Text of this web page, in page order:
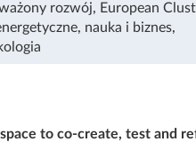
rozwój, European
, nauka i biznes,
to co-create, test and